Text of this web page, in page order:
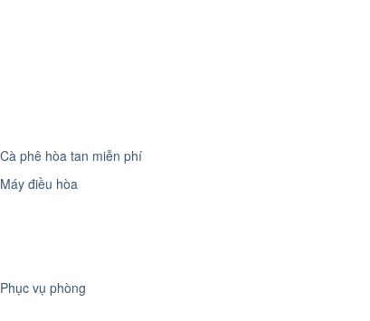
phê hòa tan miễn phí
điều hòa
vụ phòng